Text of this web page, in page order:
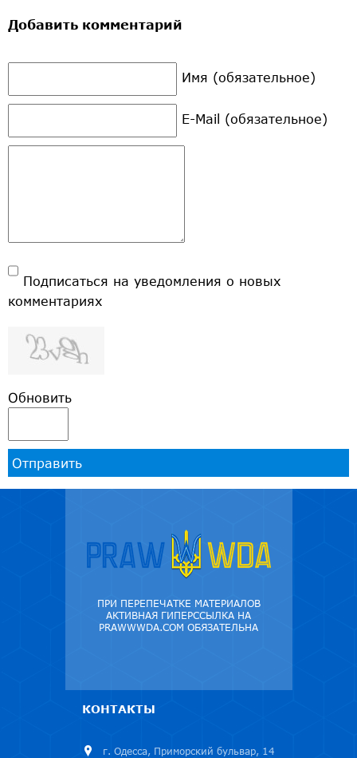
Добавить комментарий
Имя (обязательное)
E-Mail (обязательное)
Подписаться на уведомления о новых
комментариях
Обновить
Отправить
ПРИ ПЕРЕПЕЧАТКЕ МАТЕРИАЛОВ
АКТИВНАЯ ГИПЕРССЫЛКА НА
PRAWWWDA.COM ОБЯЗАТЕЛЬНА
КОНТАКТЫ
г. Одесса, Приморский бульвар, 14